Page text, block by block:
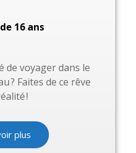
16 ans
de voyager dans le
? Faites de ce rêve
!
plus